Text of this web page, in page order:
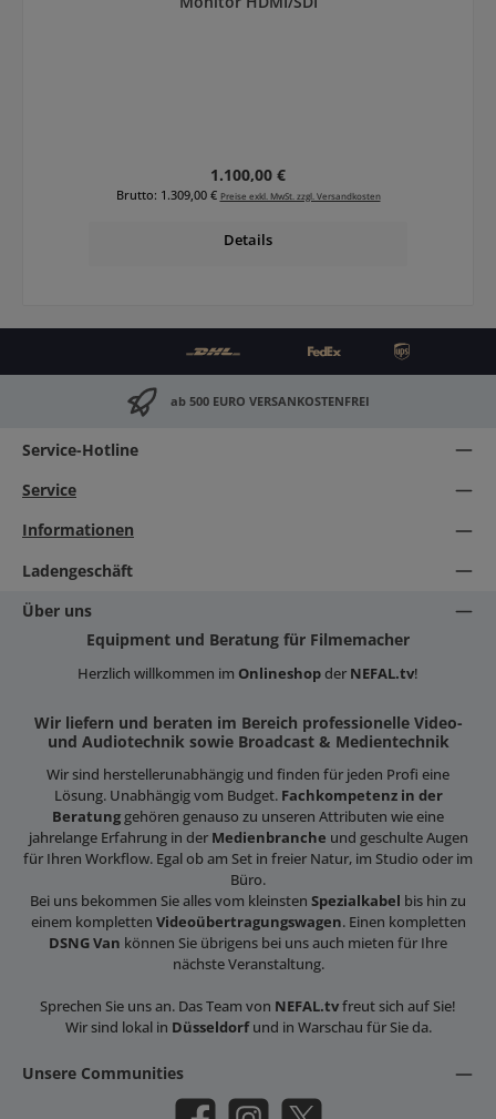
Regulärer Preis:
1.100,00 €
Brutto: 1.309,00 € Preise exkl. MwSt. zzgl. Versandkosten
Details
ab 500 EURO VERSANKOSTENFREI
Service-Hotline
Service
Informationen
Ladengeschäft
Über uns
Equipment und Beratung für Filmemacher
Herzlich willkommen im Onlineshopder NEFAL.tv!
Wir liefern und beraten im Bereich professionelle Video-
und Audiotechnik sowie Broadcast & Medientechnik
Wir sind herstellerunabhängig und finden für jeden Profi eine
Lösung. Unabhängig vom Budget. Fachkompetenz in der
Beratunggehören genauso zu unseren Attributen wie eine
jahrelange Erfahrung in der Medienbranche und geschulte Augen
für Ihren Workflow. Egal ob am Set in freier Natur, im Studio oder im
Büro.
Bei uns bekommen Sie alles vom kleinsten Spezialkabel bis hin zu
einem kompletten Videoübertragungswagen. Einen kompletten
DSNG Van können Sie übrigens bei uns auch mieten für Ihre
nächste Veranstaltung.
Sprechen Sie uns an. Das Team von NEFAL.tvfreut sich auf Sie!
Wir sind lokal in Düsseldorfund in Warschau für Sie da.
Unsere Communities